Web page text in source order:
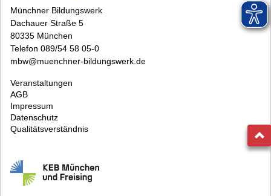
Münchner Bildungswerk
Dachauer Straße 5
80335 München
Telefon 089/54 58 05-0
mbw@muenchner-bildungswerk.de
Veranstaltungen
AGB
Impressum
Datenschutz
Qualitätsverständnis